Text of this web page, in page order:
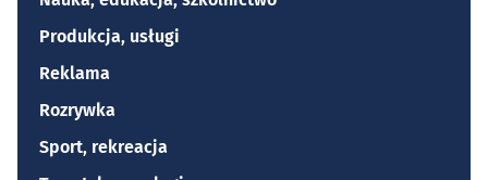
Produkcja, usługi
Reklama
Rozrywka
Sport, rekreacja